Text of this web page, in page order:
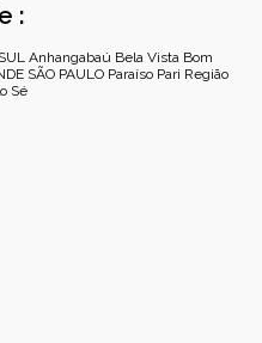
:
Anhangabaú Bela Vista Bom
SÃO PAULO Paraíso Pari Região
Sé